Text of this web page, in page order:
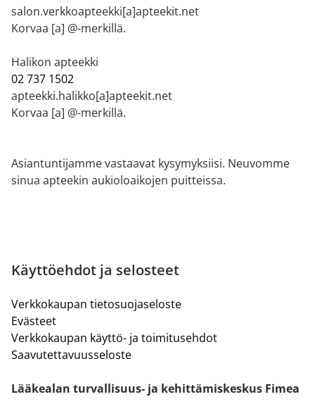
salon.verkkoapteekki[a]apteekit.net
Korvaa [a] @-merkillä.
Halikon apteekki
02 737 1502
apteekki.halikko[a]apteekit.net
Korvaa [a] @-merkillä.
Asiantuntijamme vastaavat kysymyksiisi. Neuvomme
sinua apteekin aukioloaikojen puitteissa.
Käyttöehdot ja selosteet
Verkkokaupan tietosuojaseloste
Evästeet
Verkkokaupan käyttö- ja toimitusehdot
Saavutettavuusseloste
Lääkealan turvallisuus- ja kehittämiskeskus Fimea